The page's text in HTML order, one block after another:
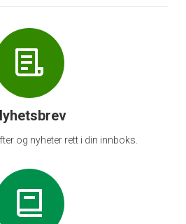
og nyheter rett i din innboks.